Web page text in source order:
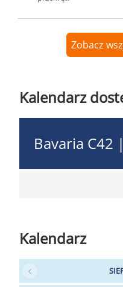
Zobacz
Kalendarz
Bavaria C42
Kalendarz